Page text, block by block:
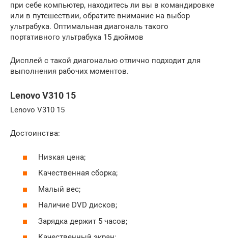
при себе компьютер, находитесь ли вы в командировке
или в путешествии, обратите внимание на выбор
ультрабука. Оптимальная диагональ такого
портативного ультрабука 15 дюймов
Дисплей с такой диагональю отлично подходит для
выполнения рабочих моментов.
Lenovo V310 15
Lenovo V310 15
Достоинства:
Низкая цена;
Качественная сборка;
Малый вес;
Наличие DVD дисков;
Зарядка держит 5 часов;